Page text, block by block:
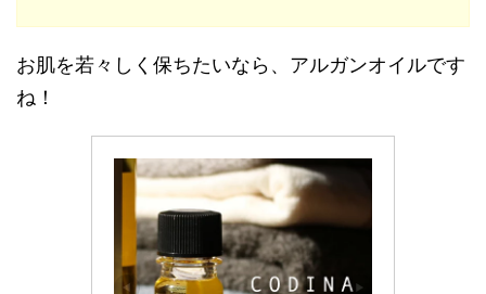
お肌を若々しく保ちたいなら、アルガンオイルです
ね！